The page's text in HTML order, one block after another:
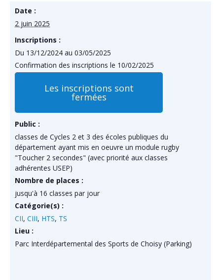
Date :
2 juin 2025
Inscriptions :
Du 13/12/2024 au 03/05/2025
Confirmation des inscriptions le 10/02/2025
Les inscriptions sont
fermées
Public :
classes de Cycles 2 et 3 des écoles publiques du
département ayant mis en oeuvre un module rugby
"Toucher 2 secondes" (avec priorité aux classes
adhérentes USEP)
Nombre de places :
jusqu'à 16 classes par jour
Catégorie(s) :
CII, CIII, HTS, TS
Lieu :
Parc Interdépartemental des Sports de Choisy (Parking)